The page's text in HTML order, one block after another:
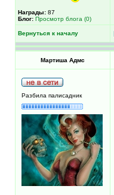
Награды: 87
Блог: Просмотр блога (0)
Вернуться к началу
Мартиша Адмс
Разбила палисадник